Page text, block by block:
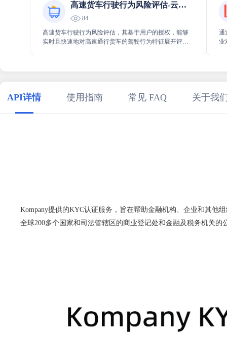
高速货车行驶行为风险评估-云旗数据
84
高速货车行驶行为风险评估，其基于用户的授权，能够
实时且快速地对高速通行货车的驾驶行为特征展开评
通
业
API详情 使用指南 常见 FAQ 关于我
Kompany提供的KYC认证服务，旨在帮助金融机构、企业和其他
全球200多个国家和司法管辖区的商业登记处和金融及税务机关